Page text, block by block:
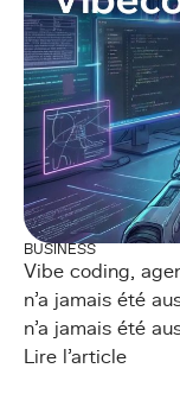
BUSINESS
Vibe coding,
n’a jamais été
n’a jamais été
Lire l'article